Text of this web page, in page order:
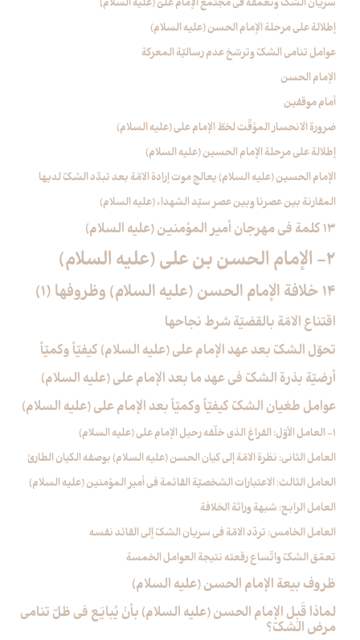
سريان الشكّ وتعمّقه في مجتمع الإمام عليّ (عليه السلام)
إطلالة على مرحلة الإمام الحسن (عليه السلام)
عوامل تنامي الشكّ وترسّخ عدم رساليّة المعركة
الإمام الحسن‏
أمام موقفين
ضرورة الانحسار المؤقّت لخطّ الإمام علي (عليه السلام)
إطلالة على مرحلة الإمام الحسين (عليه السلام)
الإمام الحسين (عليه السلام) يعالج موت إرادة الامّة بعد تبدّد الشكّ لديها
المقارنة بين عصرنا وبين عصر سيّد الشهداء (عليه السلام)
13 كلمة في مهرجان أمير المؤمنين (عليه السلام)
2- الإمام الحسن بن علي (عليه السلام)
14 خلافة الإمام الحسن (عليه السلام) وظروفها (1)
اقتناع الامّة بالقضيّة شرط نجاحها
تحوّل الشكّ بعد عهد الإمام علي (عليه السلام) كيفيّاً وكميّاً
أرضيّة بذرة الشكّ في عهد ما بعد الإمام علي (عليه السلام)
عوامل طغيان الشكّ كيفيّاً وكميّاً بعد الإمام علي (عليه السلام)
1- العامل الأوّل: الفراغ الذي خلّفه رحيل الإمام علي (عليه السلام)
العامل الثاني: نظرة الامّة إلى كيان الحسن (عليه السلام) بوصفه الكيان الطارئ
العامل الثالث: الاعتبارات الشخصيّة القائمة في أمير المؤمنين (عليه السلام)
العامل الرابع: شبهة وراثة الخلافة
العامل الخامس: تردّد الامّة في سريان الشكّ إلى القائد نفسه
تعمّق الشكّ واتّساع رقعته نتيجة العوامل الخمسة
ظروف بيعة الإمام الحسن (عليه السلام)
لماذا قَبِل الإمام الحسن (عليه السلام) بأنْ يُبايَع في ظلّ تنامي
مرض الشكّ؟